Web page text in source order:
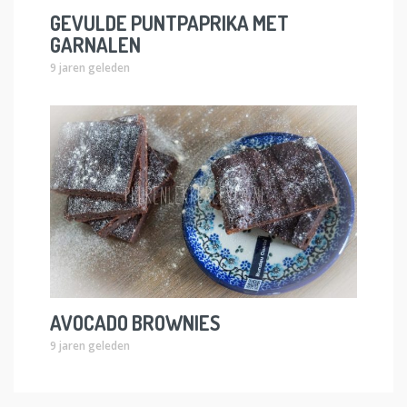
GEVULDE PUNTPAPRIKA MET
GARNALEN
9 jaren geleden
AVOCADO BROWNIES
9 jaren geleden